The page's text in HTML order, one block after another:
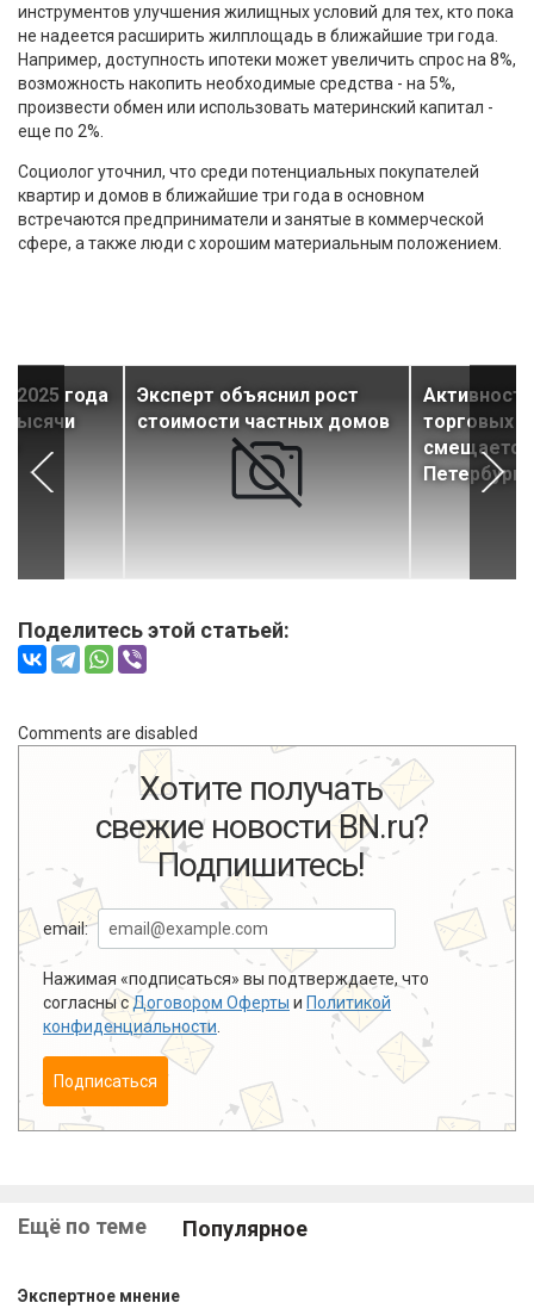
инструментов улучшения жилищных условий для тех, кто пока
не надеется расширить жилплощадь в ближайшие три года.
Например, доступность ипотеки может увеличить спрос на 8%,
возможность накопить необходимые средства - на 5%,
произвести обмен или использовать материнский капитал -
еще по 2%.
Социолог уточнил, что среди потенциальных покупателей
квартир и домов в ближайшие три года в основном
встречаются предприниматели и занятые в коммерческой
сфере, а также люди с хорошим материальным положением.
2025 года
тысячи
Эксперт объяснил рост
стоимости частных домов
торговых
Петербурга
Поделитесь этой статьей:
Comments are disabled
Хотите получать
свежие новости BN.ru?
Подпишитесь!
email:
Нажимая «подписаться» вы подтверждаете, что
согласны сДоговором Оферты и Политикой
конфиденциальности
Подписаться
Ещё по теме Популярное
Экспертное мнение